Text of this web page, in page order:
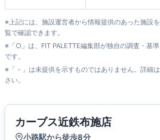
※上記には、施設運営者から情報提供のあった施設
覧で確認できます。
※「○」は、FIT PALETTE編集部が独自の調査・基
です。
※「－」は未提供を示すものではありません。詳細
さい。
カーブス近鉄布施店
小路駅から徒歩8分